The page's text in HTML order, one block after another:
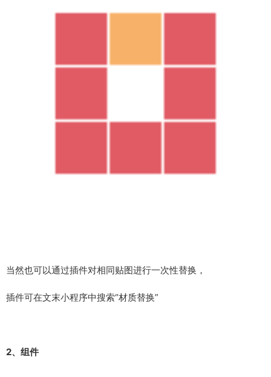
当然也可以通过插件对相同贴图进行一次性替换，
插件可在文末小程序中搜索“材质替换”
2、组件